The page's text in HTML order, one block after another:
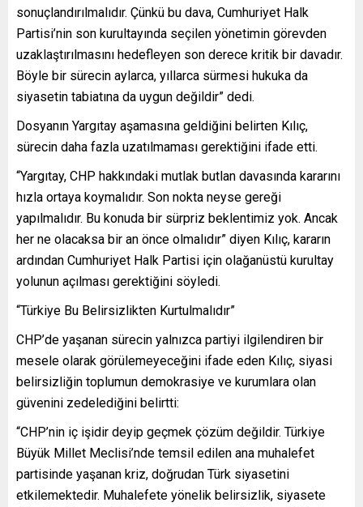
sonuçlandırılmalıdır. Çünkü bu dava, Cumhuriyet Halk
Partisi’nin son kurultayında seçilen yönetimin görevden
uzaklaştırılmasını hedefleyen son derece kritik bir davadır.
Böyle bir sürecin aylarca, yıllarca sürmesi hukuka da
siyasetin tabiatına da uygun değildir” dedi.
Dosyanın Yargıtay aşamasına geldiğini belirten Kılıç,
sürecin daha fazla uzatılmaması gerektiğini ifade etti.
“Yargıtay, CHP hakkındaki mutlak butlan davasında kararını
hızla ortaya koymalıdır. Son nokta neyse gereği
yapılmalıdır. Bu konuda bir sürpriz beklentimiz yok. Ancak
her ne olacaksa bir an önce olmalıdır” diyen Kılıç, kararın
ardından Cumhuriyet Halk Partisi için olağanüstü kurultay
yolunun açılması gerektiğini söyledi.
“Türkiye Bu Belirsizlikten Kurtulmalıdır”
CHP’de yaşanan sürecin yalnızca partiyi ilgilendiren bir
mesele olarak görülemeyeceğini ifade eden Kılıç, siyasi
belirsizliğin toplumun demokrasiye ve kurumlara olan
güvenini zedelediğini belirtti:
“CHP’nin iç işidir deyip geçmek çözüm değildir. Türkiye
Büyük Millet Meclisi’nde temsil edilen ana muhalefet
partisinde yaşanan kriz, doğrudan Türk siyasetini
etkilemektedir. Muhalefete yönelik belirsizlik, siyasete